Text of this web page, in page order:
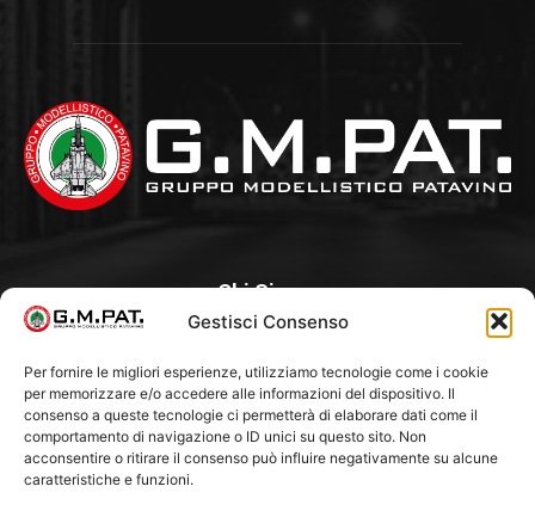
Gestisci Consenso
Per fornire le migliori esperienze, utilizziamo tecnologie come i cookie
per memorizzare e/o accedere alle informazioni del dispositivo. Il
consenso a queste tecnologie ci permetterà di elaborare dati come il
comportamento di navigazione o ID unici su questo sito. Non
acconsentire o ritirare il consenso può influire negativamente su alcune
caratteristiche e funzioni.
Chi Siamo
l’intento di creare a Padova un punto di aggregazione e di
riferimento per l’hobby del modellismo statico. Tra i Soci
“fondatori” ci sono Franco Callegari e Gianni Besenzon.